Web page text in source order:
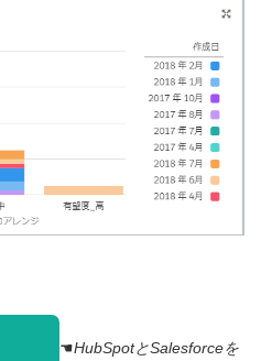
☚HubSpotとSalesforceを